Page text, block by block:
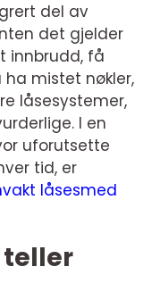
del av
det gjelder
innbrudd, få
mistet nøkler,
låsesystemer,
I en
uforutsette
tid, er
låsesmed